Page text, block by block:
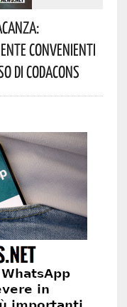
Convenienti
Di Codacons